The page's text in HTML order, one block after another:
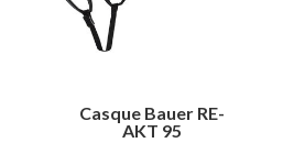
Casque Bauer RE-
AKT 95